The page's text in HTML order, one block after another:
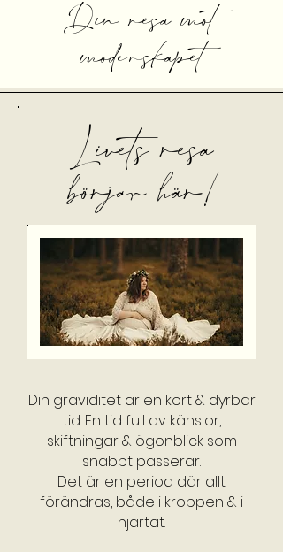
Din resa mot
moderskapet
Livets resa
börjar här!
Din graviditet är en kort & dyrbar
tid. En tid full av känslor,
skiftningar & ögonblick som
snabbt passerar.
Det är en period där allt
förändras, både i kroppen & i
hjärtat.